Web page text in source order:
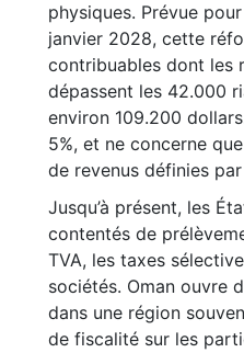
physiques. Prévue
janvier 2028, cette
contribuables dont les
dépassent les 42.000
environ 109.200
5%, et ne concerne
de revenus définies
Jusqu’à présent, les
contentés de
TVA, les taxes
sociétés. Oman ouvre
dans une région
de fiscalité sur les